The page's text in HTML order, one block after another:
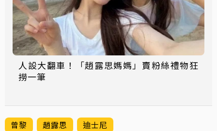
人設大翻車！「趙露思媽媽」賣粉絲禮物狂
撈一筆
曾黎 趙露思 迪士尼